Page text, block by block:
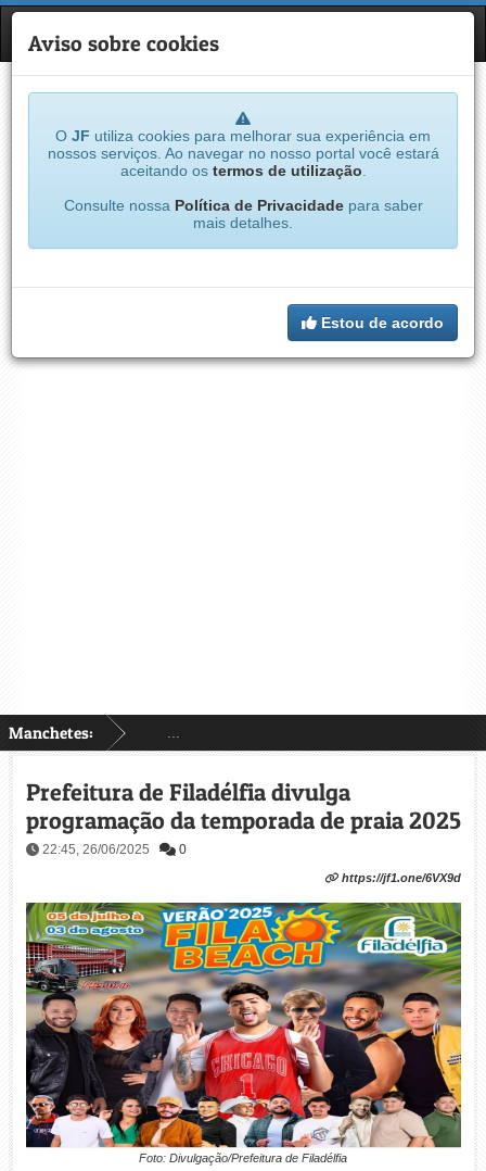
JF
Manchetes:
Aviso sobre cookies
O JF utiliza cookies para melhorar sua experiência em
nossos serviços. Ao navegar no nosso portal você estará
aceitando os termos de utilização
Consulte nossa Política de Privacidadepara saber
mais detalhes.
Estou de acordo
Prefeitura de Filadélfia divulga
programação da temporada de praia 2025
22:45, 26/06/2025 0
https://jf1.one/6VX9d
Foto: Divulgação/Prefeitura de Filadélfia